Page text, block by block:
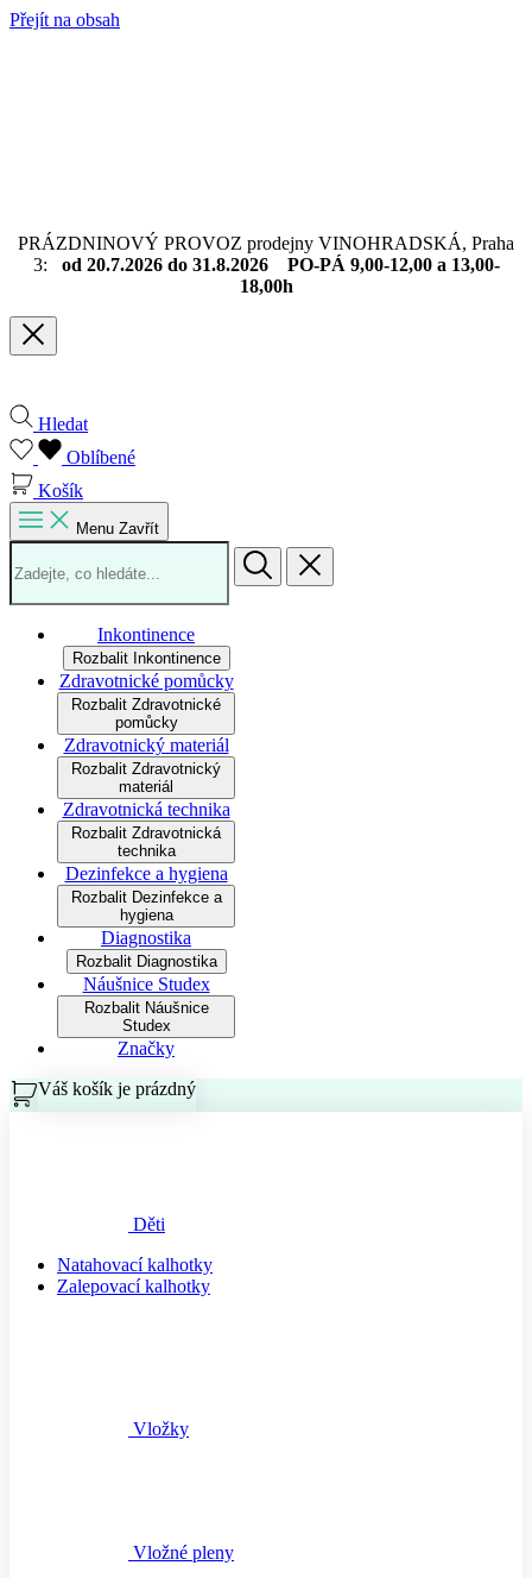
Přejít na obsah
PRÁZDNINOVÝ PROVOZ prodejny VINOHRADSKÁ, Praha
3: od 20.7.2026 do 31.8.2026 PO-PÁ 9,00-12,00 a 13,00-
18,00h
Hledat
Oblíbené
Košík
Menu Zavřít
Inkontinence
Rozbalit Inkontinence
Zdravotnické pomůcky
Rozbalit Zdravotnické
pomůcky
Zdravotnický materiál
Rozbalit Zdravotnický
materiál
Zdravotnická technika
Rozbalit Zdravotnická
technika
Dezinfekce a hygiena
Rozbalit Dezinfekce a
hygiena
Diagnostika
Rozbalit Diagnostika
Náušnice Studex
Rozbalit Náušnice
Studex
Značky
Váš košík je prázdný
Děti
Natahovací kalhotky
Zalepovací kalhotky
Vložky
Vložné pleny